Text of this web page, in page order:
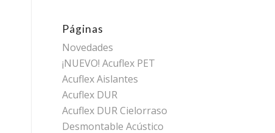
Páginas
Novedades
¡NUEVO! Acuflex PET
Acuflex Aislantes
Acuflex DUR
Acuflex DUR Cielorraso
Desmontable Acústico